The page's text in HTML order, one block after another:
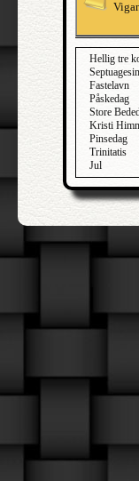
Hellig tre
Fastelavn
Påskedag
Store
Kristi
Pinsedag
Trinitatis
Jul